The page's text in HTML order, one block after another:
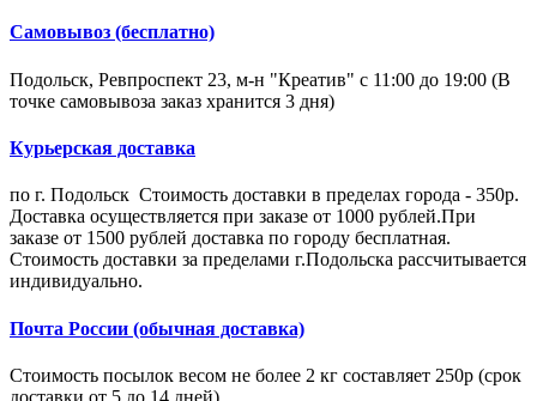
Самовывоз (бесплатно)
Подольск, Ревпроспект 23, м-н "Креатив" с 11:00 до 19:00 (В
точке самовывоза заказ хранится 3 дня)
Курьерская доставка
по г. Подольск Стоимость доставки в пределах города - 350р.
Доставка осуществляется при заказе от 1000 рублей.При
заказе от 1500 рублей доставка по городу бесплатная.
Стоимость доставки за пределами г.Подольска рассчитывается
индивидуально.
Почта России (обычная доставка)
Стоимость посылок весом не более 2 кг составляет 250р (срок
доставки от 5 до 14 дней).